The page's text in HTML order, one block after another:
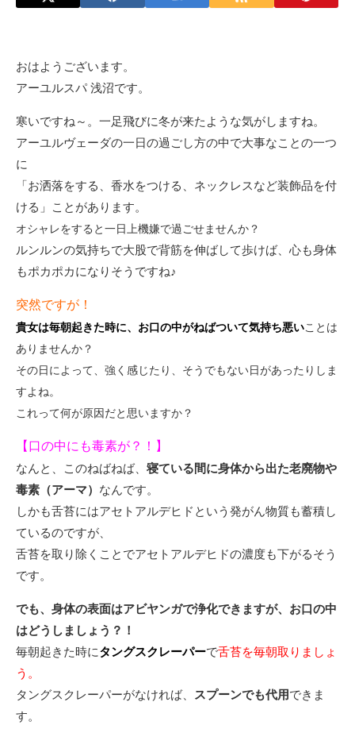
おはようございます。
アーユルスパ 浅沼です。
寒いですね～。一足飛びに冬が来たような気がしますね。
アーユルヴェーダの一日の過ごし方の中で大事なことの一つ
に
「お洒落をする、香水をつける、ネックレスなど装飾品を付
ける」ことがあります。
オシャレをすると一日上機嫌で過ごせませんか？
ルンルンの気持ちで大股で背筋を伸ばして歩けば、心も身体
もポカポカになりそうですね♪
突然ですが！
貴女は毎朝起きた時に、お口の中がねばついて気持ち悪いことは
ありませんか？
その日によって、強く感じたり、そうでもない日があったりしま
すよね。
これって何が原因だと思いますか？
【口の中にも毒素が？！】
なんと、このねばねば、 寝ている間に身体から出た老廃物や
毒素（アーマ） なんです。
しかも舌苔にはアセトアルデヒドという発がん物質も蓄積し
ているのですが、
舌苔を取り除くことでアセトアルデヒドの濃度も下がるそう
です。
でも、身体の表面はアビヤンガで浄化できますが、お口の中
はどうしましょう？！
毎朝起きた時にタングスクレーパーで舌苔を毎朝取りましょ
う。
タングスクレーパーがなければ、
スプーンでも代用できま
す。